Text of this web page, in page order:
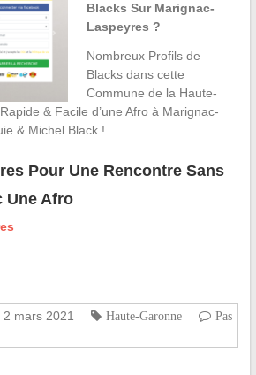
Blacks Sur Marignac-
Laspeyres ?
Nombreux Profils de
Blacks dans cette
Commune de la Haute-
& Facile d’une Afro à Marignac-
& Michel Black !
Pour Une Rencontre Sans
Une Afro
2 mars 2021 Haute-Garonne
Pas